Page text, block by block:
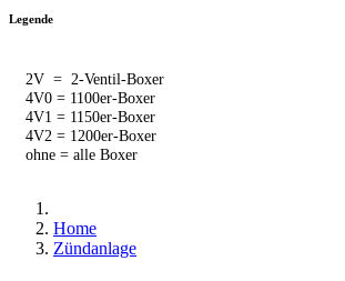
Legende
2V = 2-Ventil-Boxer
4V0 = 1100er-Boxer
4V1 = 1150er-Boxer
4V2 = 1200er-Boxer
ohne = alle Boxer
Home
Zündanlage